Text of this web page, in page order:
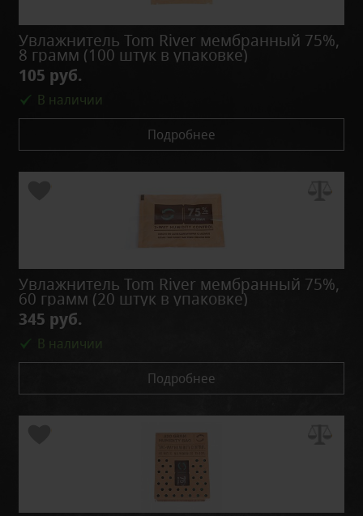
Увлажнитель Tom River мембранный 75%,
8 грамм (100 штук в упаковке)
105 руб.
В наличии
Подробнее
Увлажнитель Tom River мембранный 75%,
60 грамм (20 штук в упаковке)
345 руб.
В наличии
Подробнее